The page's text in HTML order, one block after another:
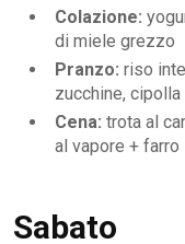
Colazione:
di miele grezzo
Pranzo: riso
zucchine,
Cena: trota al
al vapore + farro
Sabato